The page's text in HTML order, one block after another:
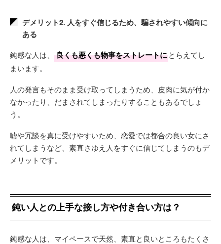
デメリット2. 人をすぐ信じるため、騙されやすい傾向に
ある
鈍感な人は、 良くも悪くも物事をストレートにとらえてし
まいます。
人の発言もそのまま受け取ってしまうため、皮肉に気が付か
なかったり、だまされてしまったりすることもあるでしょ
う。
嘘や冗談を真に受けやすいため、恋愛では都合の良い女にさ
れてしまうなど、素直さゆえ人をすぐに信じてしまうのもデ
メリットです。
鈍い人との上手な接し方や付き合い方は？
鈍感な人は、マイペースで天然、素直と良いところもたくさ